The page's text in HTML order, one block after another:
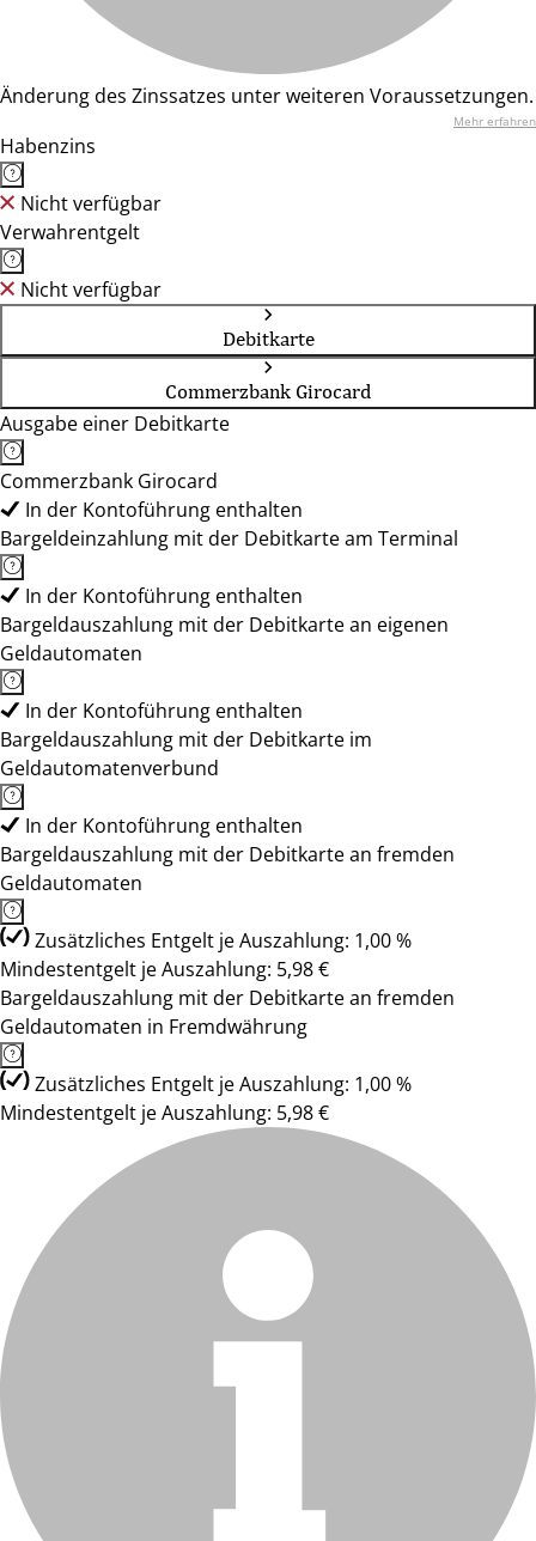
Änderung des Zinssatzes unter weiteren Voraussetzungen.
Mehr erfahren
Habenzins
Nicht verfügbar
Verwahrentgelt
Nicht verfügbar
Debitkarte
Commerzbank Girocard
Ausgabe einer Debitkarte
Commerzbank Girocard
In der Kontoführung enthalten
Bargeldeinzahlung mit der Debitkarte am Terminal
In der Kontoführung enthalten
Bargeldauszahlung mit der Debitkarte an eigenen
Geldautomaten
In der Kontoführung enthalten
Bargeldauszahlung mit der Debitkarte im
Geldautomatenverbund
In der Kontoführung enthalten
Bargeldauszahlung mit der Debitkarte an fremden
Geldautomaten
Zusätzliches Entgelt je Auszahlung: 1,00 %
Mindestentgelt je Auszahlung: 5,98 €
Bargeldauszahlung mit der Debitkarte an fremden
Geldautomaten in Fremdwährung
Zusätzliches Entgelt je Auszahlung: 1,00 %
Mindestentgelt je Auszahlung: 5,98 €